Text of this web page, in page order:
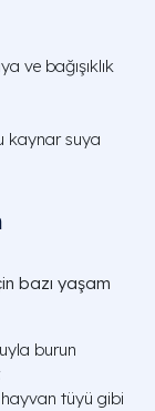
ve bağışıklık
kaynar suya
bazı yaşam
burun
tüyü gibi